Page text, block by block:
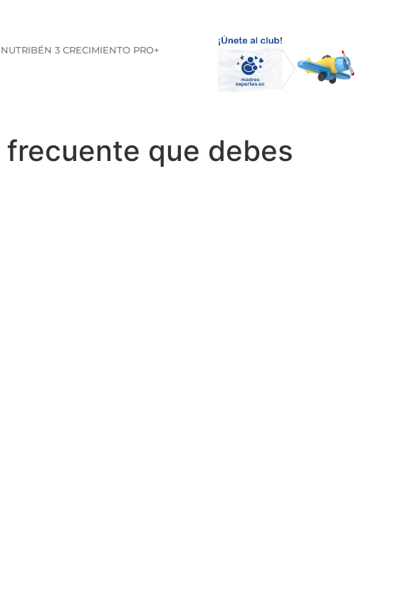
NUTRIBÉN 3 CRECIMIENTO PRO+
que debes
la obesidad infantil?